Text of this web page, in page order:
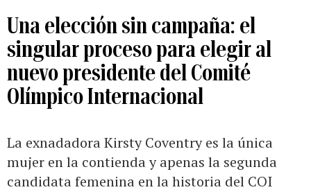
Una elección sin campaña: el
singular proceso para elegir al
nuevo presidente del Comité
Olímpico Internacional
La exnadadora Kirsty Coventry es la única
mujer en la contienda y apenas la segunda
candidata femenina en la historia del COI